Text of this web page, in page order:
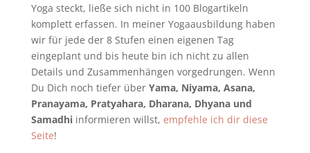
Yoga steckt, ließe sich nicht in 100 Blogartikeln
komplett erfassen. In meiner Yogaausbildung haben
wir für jede der 8 Stufen einen eigenen Tag
eingeplant und bis heute bin ich nicht zu allen
Details und Zusammenhängen vorgedrungen. Wenn
Du Dich noch tiefer über Yama, Niyama, Asana,
Pranayama, Pratyahara, Dharana, Dhyana und
Samadhiinformieren willst, empfehle ich dir diese
Seite!